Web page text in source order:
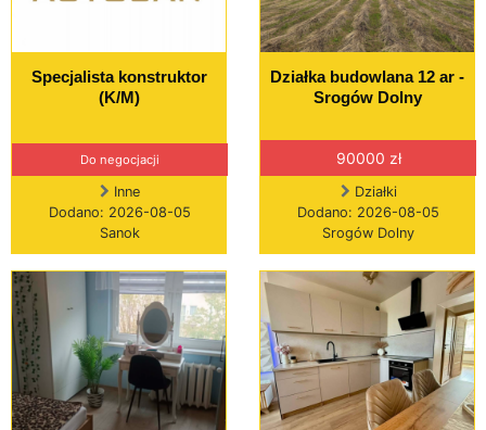
Specjalista konstruktor
(K/M)
Do negocjacji
Inne
Dodano: 2026-08-05
Sanok
Działka budowlana 12 ar -
Srogów Dolny
90000 zł
Działki
Dodano: 2026-08-05
Srogów Dolny